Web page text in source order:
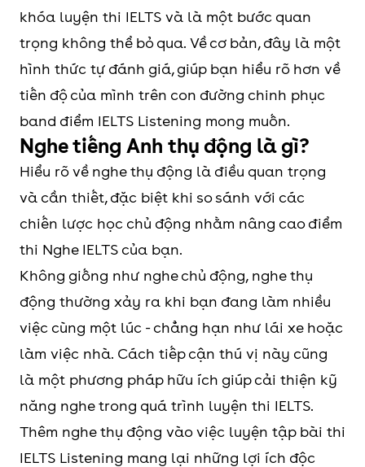
khóa luyện thi IELTS và là một bước quan
trọng không thể bỏ qua. Về cơ bản, đây là một
hình thức tự đánh giá, giúp bạn hiểu rõ hơn về
tiến độ của mình trên con đường chinh phục
band điểm IELTS Listening mong muốn.
Nghe tiếng Anh thụ động là gì?
Hiểu rõ về nghe thụ động là điều quan trọng
và cần thiết, đặc biệt khi so sánh với các
chiến lược học chủ động nhằm nâng cao điểm
thi Nghe IELTS của bạn.
Không giống như nghe chủ động, nghe thụ
động thường xảy ra khi bạn đang làm nhiều
việc cùng một lúc - chẳng hạn như lái xe hoặc
làm việc nhà. Cách tiếp cận thú vị này cũng
là một phương pháp hữu ích giúp cải thiện kỹ
năng nghe trong quá trình luyện thi IELTS.
Thêm nghe thụ động vào việc luyện tập bài thi
IELTS Listening mang lại những lợi ích độc